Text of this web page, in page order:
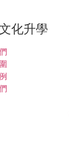
化升學